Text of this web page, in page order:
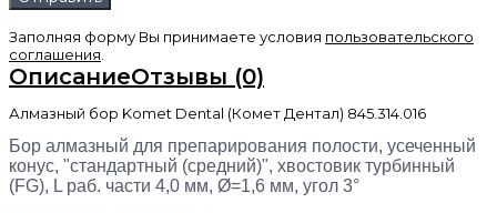
Заполняя форму Вы принимаете условия пользовательского
соглашения
ОписаниеОтзывы (0)
Алмазный бор Komet Dental (Комет Дентал) 845.314.016
Бор алмазный для препарирования полости, усеченный
конус, "стандартный (средний)", хвостовик турбинный
(FG), L раб. части 4,0 мм, Ø=1,6 мм, угол 3°